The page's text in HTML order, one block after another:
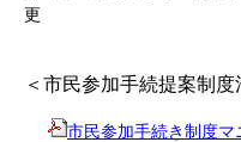
更
＜市民参加手続提案制度
市民参加手続き制度